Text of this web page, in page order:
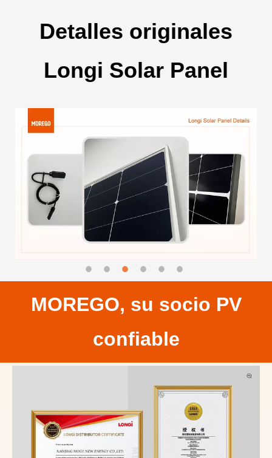
Detalles originales
Longi Solar Panel
MOREGO, su socio PV
confiable